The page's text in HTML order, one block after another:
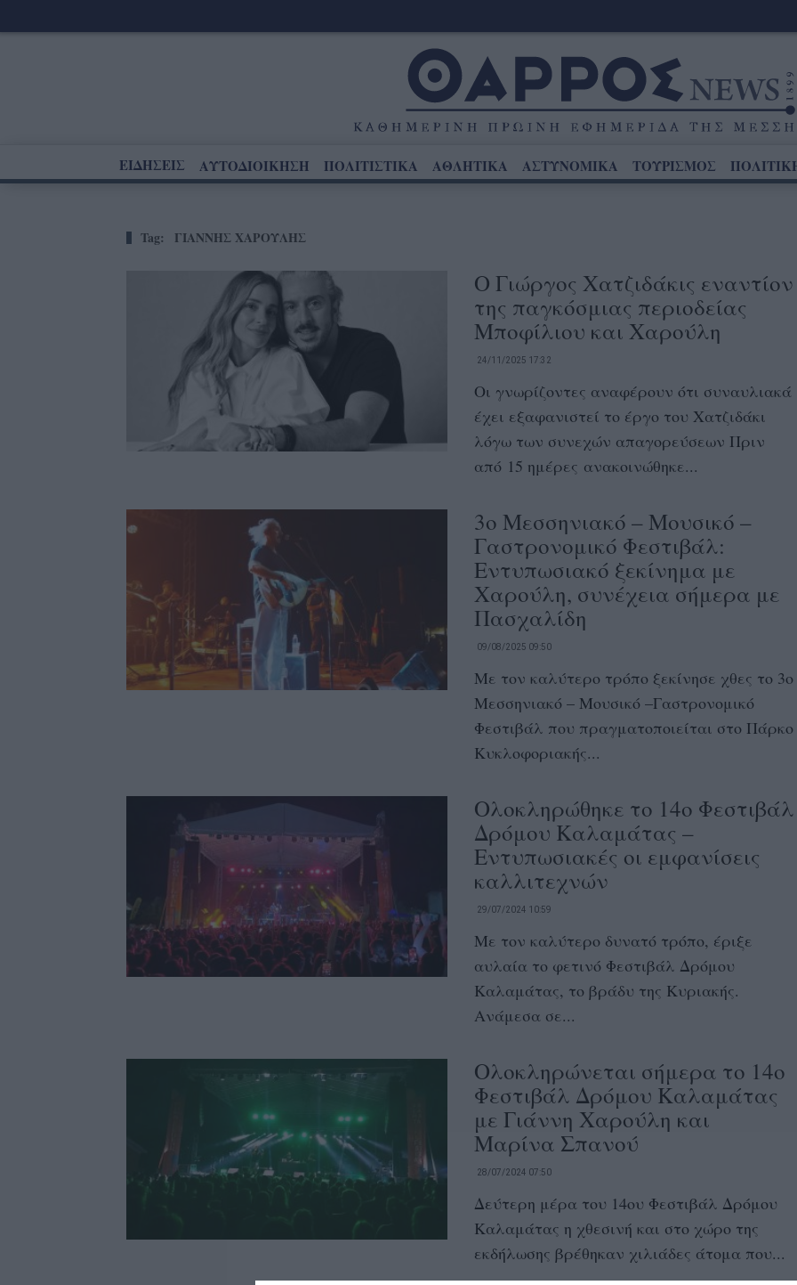
ΕΙΔΗΣΕΙΣ ΑΥΤΟΔΙΟΙΚΗΣΗ ΠΟΛΙΤΙΣΤΙΚΑ ΑΘΛΗΤΙΚΑ ΑΣΤΥΝΟΜΙΚΑ ΤΟΥΡΙΣΜΟΣ
Tag: ΓΙΑΝΝΗΣ ΧΑΡΟΥΛΗΣ
Ο Γιώργος Χατζιδάκις εναντίον
της παγκόσμιας περιοδείας
Μποφίλιου και Χαρούλη
24/11/2025 17:32
Οι γνωρίζοντες αναφέρουν ότι συναυλιακά
έχει εξαφανιστεί το έργο του Χατζιδάκι
λόγω των συνεχών απαγορεύσεων Πριν
από 15 ημέρες ανακοινώθηκε...
3ο Μεσσηνιακό – Μουσικό –
Γαστρονομικό Φεστιβάλ:
Εντυπωσιακό ξεκίνημα με
Χαρούλη, συνέχεια σήμερα με
Πασχαλίδη
09/08/2025 09:50
Με τον καλύτερο τρόπο ξεκίνησε χθες το 3ο
Μεσσηνιακό – Μουσικό –Γαστρονομικό
Φεστιβάλ που πραγματοποιείται στο Πάρκο
Κυκλοφοριακής...
Ολοκληρώθηκε το 14ο Φεστιβάλ
Δρόμου Καλαμάτας –
Εντυπωσιακές οι εμφανίσεις
καλλιτεχνών
29/07/2024 10:59
Με τον καλύτερο δυνατό τρόπο, έριξε
αυλαία το φετινό Φεστιβάλ Δρόμου
Καλαμάτας, το βράδυ της Κυριακής.
Ανάμεσα σε...
Ολοκληρώνεται σήμερα το 14ο
Φεστιβάλ Δρόμου Καλαμάτας
με Γιάννη Χαρούλη και
Μαρίνα Σπανού
28/07/2024 07:50
Δεύτερη μέρα του 14ου Φεστιβάλ Δρόμου
Καλαμάτας η χθεσινή και στο χώρο της
εκδήλωσης βρέθηκαν χιλιάδες άτομα που...